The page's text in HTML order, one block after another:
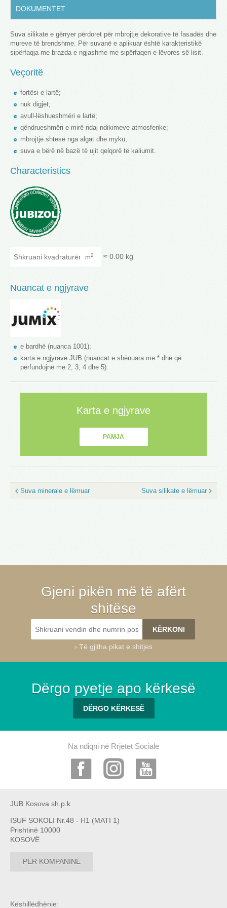
DOKUMENTET
Suva silikate e gërryer përdoret për mbrojtje dekorative të fasadës dhe
mureve të brendshme. Për suvanë e aplikuar është karakteristikë
sipërfaqja me brazda e ngjashme me sipërfaqen e lëvores së lisit.
Veçoritë
fortësi e lartë;
nuk digjet;
avull-lëshueshmëri e lartë;
qëndrueshmëri e mirë ndaj ndikimeve atmosferike;
mbrojtje shtesë nga algat dhe myku;
suva e bërë në bazë të ujit qelqorë të kaliumit.
Characteristics
m2 ≈ 0.00 kg
Nuancat e ngjyrave
e bardhë (nuanca 1001);
karta e ngjyrave JUB (nuancat e shënuara me * dhe që
përfundojnë me 2, 3, 4 dhe 5).
Karta e ngjyrave
PAMJA
Suva minerale e lëmuar Suva silikate e lëmuar
Gjeni pikën më të afërt
shitëse
› Të gjitha pikat e shitjes
Dërgo pyetje apo kërkesë
DËRGO KËRKESË
Na ndiqni në Rrjetet Sociale
JUB Kosova sh.p.k
ISUF SOKOLI Nr.48 - H1 (MATI 1)
Prishtinë 10000
KOSOVË
PËR KOMPANINË
Këshillëdhënie: